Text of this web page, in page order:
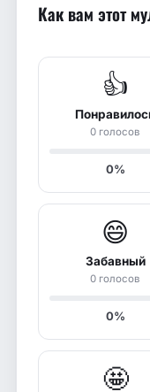
Как вам этот
👍
0 голосов
0%
😄
Забавный
0 голосов
0%
🤩